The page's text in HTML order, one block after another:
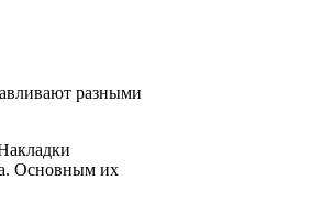
разными
Основным их